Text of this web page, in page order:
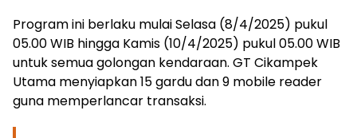
Program ini berlaku mulai Selasa (8/4/2025) pukul
05.00 WIB hingga Kamis (10/4/2025) pukul 05.00 WIB
untuk semua golongan kendaraan. GT Cikampek
Utama menyiapkan 15 gardu dan 9 mobile reader
guna memperlancar transaksi.